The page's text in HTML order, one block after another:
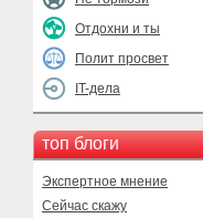
Отдохни и ты
Полит просвет
IT-дела
топ блоги
Экспертное мнение
Сейчас скажу